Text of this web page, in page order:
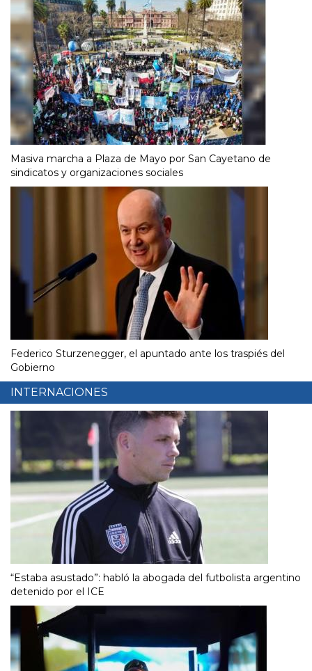
Masiva marcha a Plaza de Mayo por San Cayetano de
sindicatos y organizaciones sociales
Federico Sturzenegger, el apuntado ante los traspiés del
Gobierno
INTERNACIONES
“Estaba asustado”: habló la abogada del futbolista argentino
detenido por el ICE